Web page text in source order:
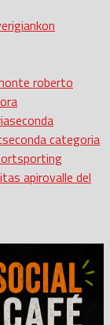
ankon
roberto
seconda
seconda categoria
sporting
apirovalle del